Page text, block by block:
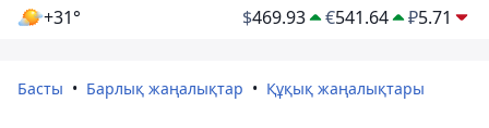
+31° $469.93 €541.64 ₽5.71
Басты Барлық жаңалықтар Құқық жаңалықтары